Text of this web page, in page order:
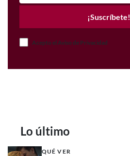
¡Suscríbete!
Acepto el Aviso de Privacidad
Lo último
QUÉ VER